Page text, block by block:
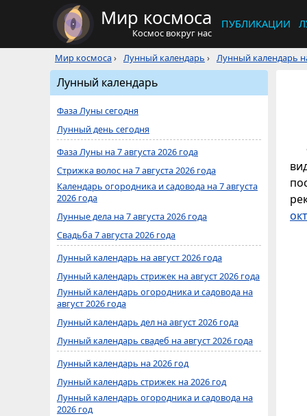
Мир космоса
Космос вокруг нас
ПУБЛИКАЦИИ
Мир космоса› Лунный календарь › Лунный календарь
Лунный календарь
Фаза Луны сегодня
Лунный день сегодня
Фаза Луны на 7 августа 2026 года
Стрижка волос на 7 августа 2026 года
Календарь огородника и садовода на 7 августа
2026 года
Лунные дела на 7 августа 2026 года
Свадьба 7 августа 2026 года
Лунный календарь на август 2026 года
Лунный календарь стрижек на август 2026 года
Лунный календарь огородника и садовода на
август 2026 года
Лунный календарь дел на август 2026 года
Лунный календарь свадеб на август 2026 года
Лунный календарь на 2026 год
Лунный календарь стрижек на 2026 год
Лунный календарь огородника и садовода на
2026 год